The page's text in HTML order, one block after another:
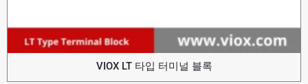
VIOX LT 타입 터미널 블록